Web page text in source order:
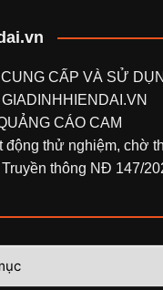
CẤP VÀ SỬ
GIADINHHIENDAI.VN
CÁO CAM
động thử nghiệm, chờ
thông NĐ 147/